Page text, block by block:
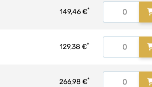
149,46 €*
129,38 €*
266,98 €*